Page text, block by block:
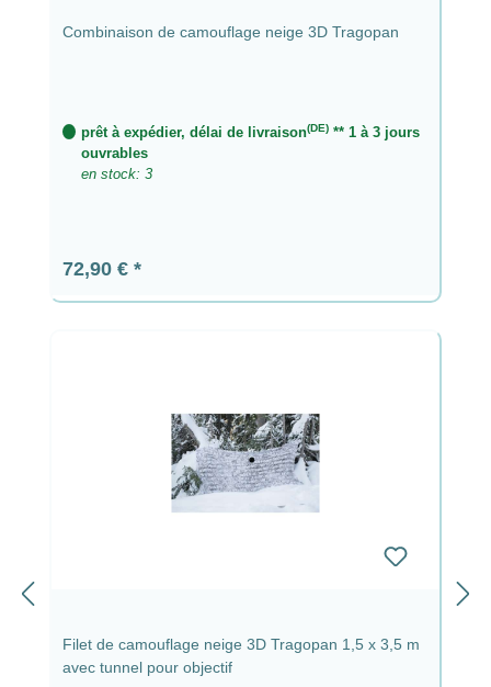
Combinaison de camouflage neige 3D Tragopan
prêt à expédier, délai de livraison(DE)** 1 à 3 jours
ouvrables
en stock: 3
Prix régulier :
72,90 €
Filet de camouflage neige 3D Tragopan 1,5 x 3,5 m
avec tunnel pour objectif